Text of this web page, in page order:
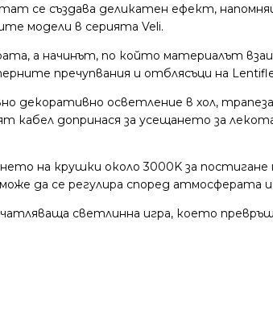
се създава деликатен ефект,
модели в серията Veli.
а начинът, по който материалът
пречупвания и отблясъци на
декоративно осветление в хол,
допринася за усещането за
на крушки около 3000K за
да се регулира според атмосферата
светлинна игра, което